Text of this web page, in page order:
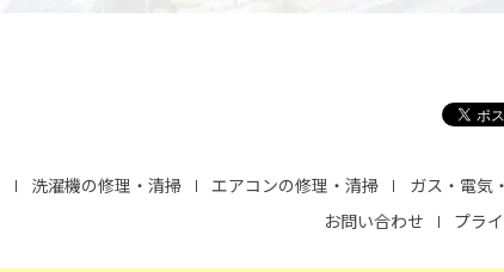
洗濯機の修理・清掃 エアコンの修理・清掃 ガス・電気
お問い合わせ
プラ